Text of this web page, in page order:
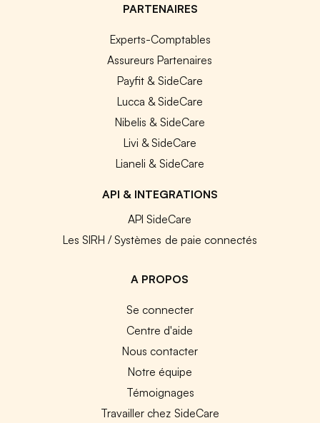
PARTENAIRES
Experts-Comptables
Assureurs Partenaires
Payfit & SideCare
Lucca & SideCare
Nibelis & SideCare
Livi & SideCare
Lianeli & SideCare
API & INTEGRATIONS
API SideCare
Les SIRH / Systèmes de paie connectés
A PROPOS
Se connecter
Centre d'aide
Nous contacter
Notre équipe
Témoignages
Travailler chez SideCare